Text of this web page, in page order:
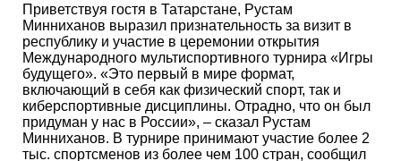
Приветствуя гостя в Татарстане, Рустам
Минниханов выразил признательность за визит в
республику и участие в церемонии открытия
Международного мультиспортивного турнира «Игры
будущего». «Это первый в мире формат,
включающий в себя как физический спорт, так и
киберспортивные дисциплины. Отрадно, что он был
придуман у нас в России», – сказал Рустам
Минниханов. В турнире принимают участие более 2
тыс. спортсменов из более чем 100 стран, сообщил